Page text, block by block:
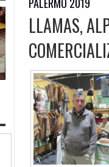
LLAMAS,